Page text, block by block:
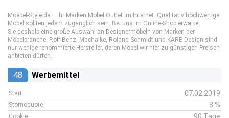
Moebel-Style.de – Ihr Marken Möbel Outlet im Internet. Qualitativ hochwertige
Möbel sollten jedem zugänglich sein. Bei uns im Online-Shop erwartet
Sie deshalb eine große Auswahl an Designermöbeln von Marken der
Möbelbranche. Rolf Benz, Machalke, Roland Schmidt und KARE Design sind
nur wenige renommierte Hersteller, deren Möbel wir hier zu günstigen Preisen
anbieten dürfen.
48 Werbemittel
Start 07.02.2019
Stornoquote 8 %
Cookie